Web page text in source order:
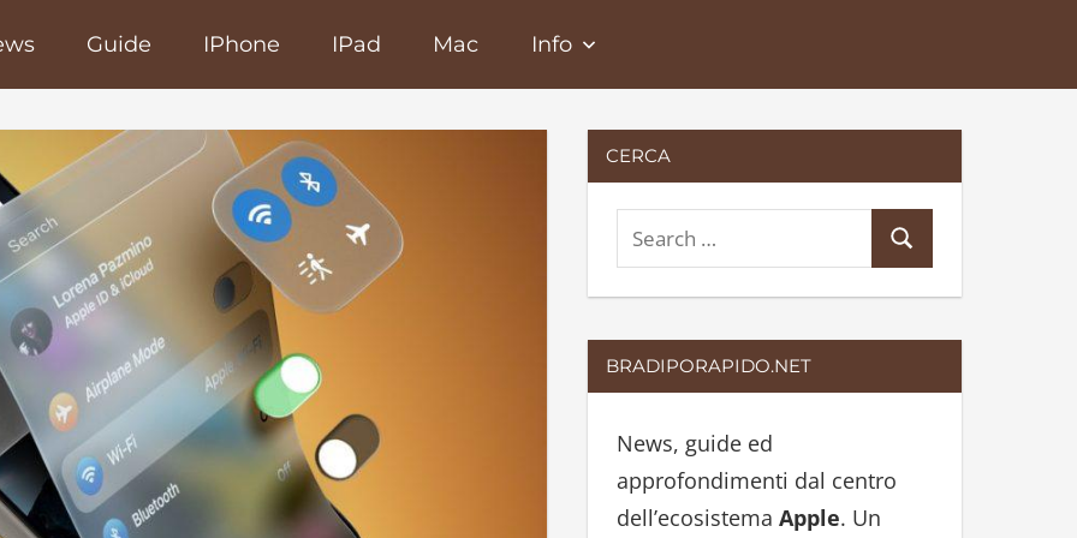
Guide IPhone IPad Mac Info
CERCA
e
a
r
c
f
o
r
e
c
BRADIPORAPIDO.NET
News, guide ed
approfondimenti dal centro
dell’ecosistema Apple. Un